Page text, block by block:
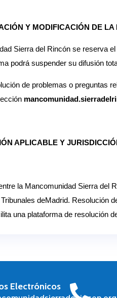
Y MODIFICACIÓN DE LA
Sierra del Rincón se reserva
podrá suspender su difusión
de problemas o preguntas
APLICABLE Y
la Mancomunidad Sierra del
deMadrid. Resolución
una plataforma de resolución
Electrónicos 